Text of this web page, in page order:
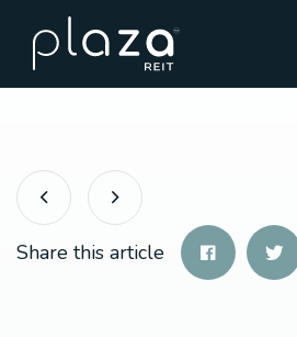
Share this article